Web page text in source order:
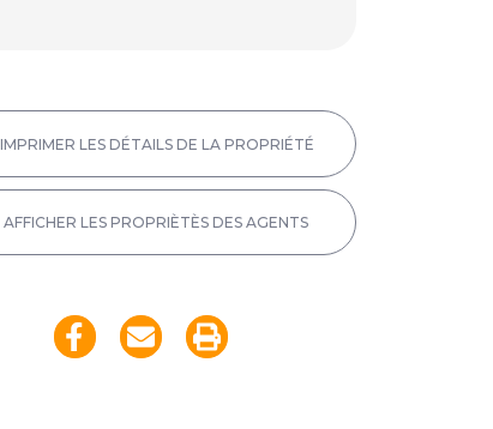
IMPRIMER LES DÉTAILS DE LA PROPRIÉTÉ
AFFICHER LES PROPRIÈTÈS DES AGENTS